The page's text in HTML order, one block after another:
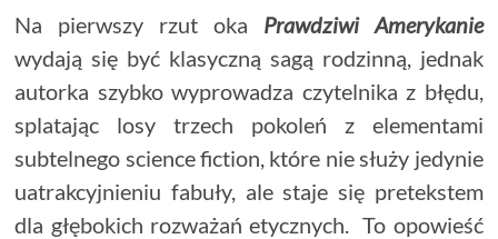
Na pierwszy rzut oka Prawdziwi Amerykanie
wydają się być klasyczną sagą rodzinną, jednak
autorka szybko wyprowadza czytelnika z błędu,
splatając losy trzech pokoleń z elementami
subtelnego science fiction, które nie służy jedynie
uatrakcyjnieniu fabuły, ale staje się pretekstem
dla głębokich rozważań etycznych. To opowieść